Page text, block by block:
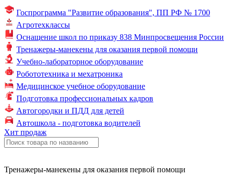
Госпрограмма "Развитие образования", ПП РФ № 1700
Агротехклассы
Оснащение школ по приказу 838 Минпросвещения России
Тренажеры-манекены для оказания первой помощи
Учебно-лабораторное оборудование
Робототехника и мехатроника
Медицинское учебное оборудование
Подготовка профессиональных кадров
Автогородки и ПДД для детей
Автошкола - подготовка водителей
Хит продаж
Тренажеры-манекены для оказания первой помощи